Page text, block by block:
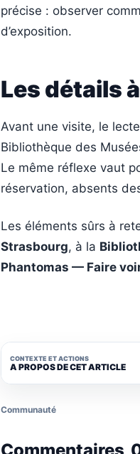
précise : observer
d’exposition.
Les détails
Avant une visite, le
Bibliothèque des
Le même réflexe vaut
réservation, absents
Les éléments sûrs à
Strasbourg, à la
Phantomas — Faire
CONTEXTE ET ACTIONS
A PROPOS DE CET ARTICLE
Communauté